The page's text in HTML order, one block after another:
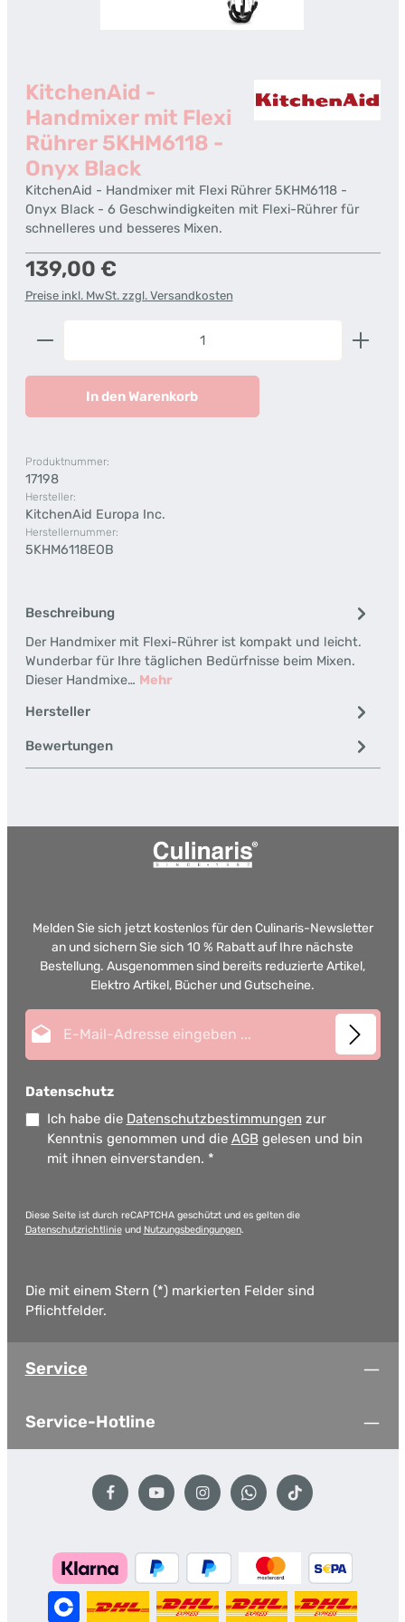
KitchenAid -
Handmixer mit Flexi
Rührer 5KHM6118 -
Onyx Black
KitchenAid - Handmixer mit Flexi Rührer 5KHM6118 -
Onyx Black - 6 Geschwindigkeiten mit Flexi-Rührer für
schnelleres und besseres Mixen.
Regulärer Preis:
139,00 €
Preise inkl. MwSt. zzgl. Versandkosten
Produkt Anzahl: Gib den gewünschten Wert ein
In den Warenkorb
Produktnummer:
17198
Hersteller:
KitchenAid Europa Inc.
Herstellernummer:
5KHM6118EOB
Beschreibung
Der Handmixer mit Flexi-Rührer ist kompakt und leicht.
Wunderbar für Ihre täglichen Bedürfnisse beim Mixen.
Dieser Handmixe… Mehr
Hersteller
Bewertungen
Melden Sie sich jetzt kostenlos für den Culinaris-Newsletter
an und sichern Sie sich 10 % Rabatt auf Ihre nächste
Bestellung. Ausgenommen sind bereits reduzierte Artikel,
Elektro Artikel, Bücher und Gutscheine.
Datenschutz
Ich habe die Datenschutzbestimmungen zur
Kenntnis genommen und die AGB gelesen und bin
mit ihnen einverstanden. *
Diese Seite ist durch reCAPTCHA geschützt und es gelten die
Datenschutzrichtlinieund Nutzungsbedingungen.
Die mit einem Stern (*) markierten Felder sind
Pflichtfelder.
Service
Service-Hotline